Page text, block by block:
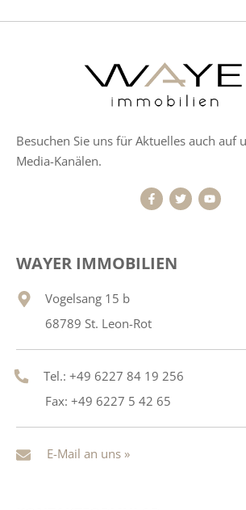
Besuchen Sie uns für Aktuelles auch auf
Media-Kanälen.
WAYER IMMOBILIEN
Vogelsang 15 b
68789 St. Leon-Rot
Tel.: +49 6227 84 19 256
Fax: +49 6227 5 42 65
E-Mail an uns »